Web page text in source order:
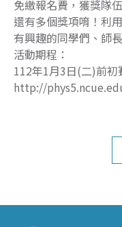
免繳報名費，獲獎隊
還有多個獎項唷！利
有興趣的同學們、師
活動期程：
112年1月3日(二)前初
http://